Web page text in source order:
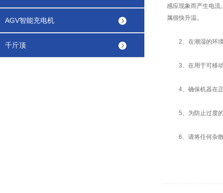
AGV智能充电机
千斤顶
感应现象而产生电流
属很快升温。
2、在潮湿的环境
3、在用于可移动
4、确保机器在正
5、为防止过度的
6、请将任何杂散